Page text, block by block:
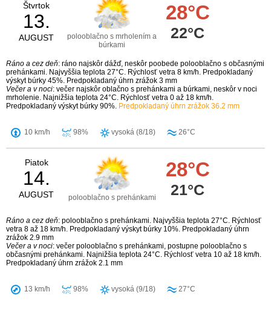
Štvrtok
13.
AUGUST
polooblačno s mrholením a
búrkami
28°C
22°C
Ráno a cez deň: ráno najskôr dážď, neskôr poobede polooblačno s občasnými
prehánkami. Najvyššia teplota 27°C. Rýchlosť vetra 8 km/h. Predpokladaný
výskyt búrky 45%. Predpokladaný úhrn zrážok 3 mm
Večer a v noci: večer najskôr oblačno s prehánkami a búrkami, neskôr v noci
mrholenie. Najnižšia teplota 24°C. Rýchlosť vetra 0 až 18 km/h.
Predpokladaný výskyt búrky 90%. Predpokladaný úhrn zrážok 36.2 mm
10 km/h 98% vysoká (8/18) 26°C
Piatok
14.
AUGUST polooblačno s prehánkami
28°C
21°C
Ráno a cez deň: polooblačno s prehánkami. Najvyššia teplota 27°C. Rýchlosť
vetra 8 až 18 km/h. Predpokladaný výskyt búrky 10%. Predpokladaný úhrn
zrážok 2.9 mm
Večer a v noci: večer polooblačno s prehánkami, postupne polooblačno s
občasnými prehánkami. Najnižšia teplota 24°C. Rýchlosť vetra 10 až 18 km/h.
Predpokladaný úhrn zrážok 2.1 mm
13 km/h 98% vysoká (9/18) 27°C